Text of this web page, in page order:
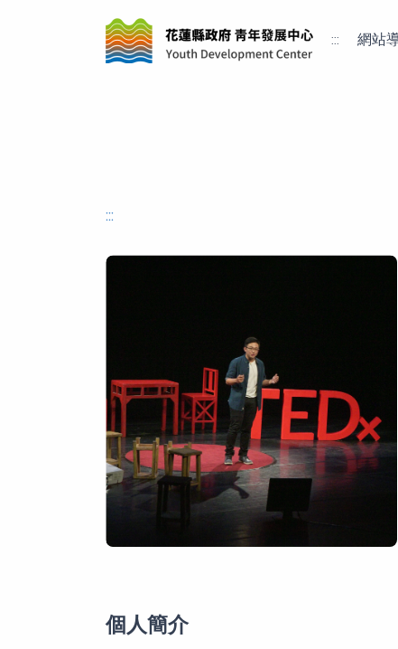
::: 網站
:::
個人簡介